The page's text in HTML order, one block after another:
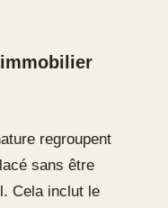
immobilier
regroupent
sans être
Cela inclut le